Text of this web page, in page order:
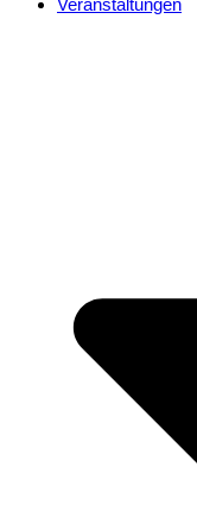
Veranstaltungen